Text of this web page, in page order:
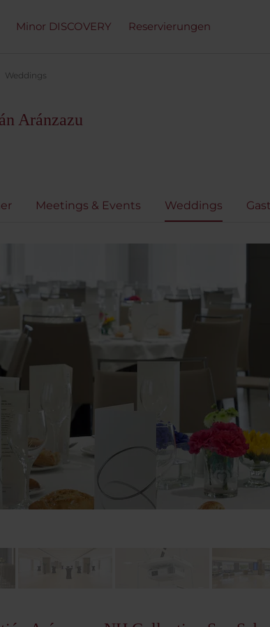
Minor DISCOVERY Reservierungen
Weddings
Aránzazu
Meetings & Events Weddings